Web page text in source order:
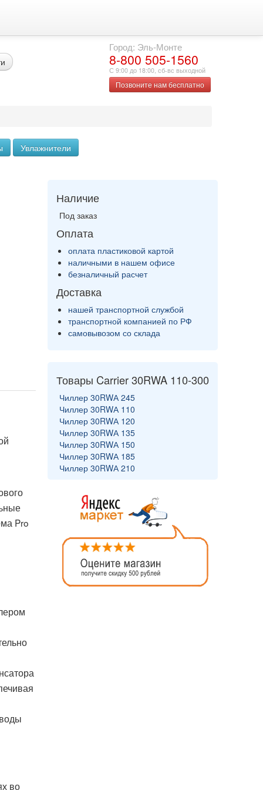
Город: Эль-Монте
8-800 505-1560
С 9:00 до 18:00, сб-вс выходной
Позвоните нам бесплатно
Увлажнители
Pro
во
Наличие
Под заказ
Оплата
оплата пластиковой картой
наличными в нашем офисе
безналичный расчет
Доставка
нашей транспортной службой
транспортной компанией по РФ
самовывозом со склада
Товары Carrier 30RWA 110-300
Чиллер 30RWА 245
Чиллер 30RWА 110
Чиллер 30RWА 120
Чиллер 30RWА 135
Чиллер 30RWА 150
Чиллер 30RWА 185
Чиллер 30RWА 210